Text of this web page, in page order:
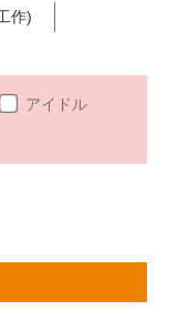
作)
アイドル